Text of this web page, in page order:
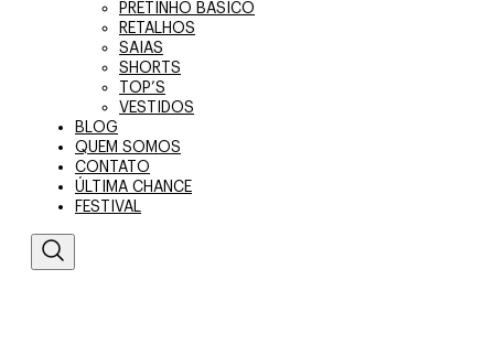
PRETINHO BÁSICO
RETALHOS
SAIAS
SHORTS
TOP’S
VESTIDOS
BLOG
QUEM SOMOS
CONTATO
ÚLTIMA CHANCE
FESTIVAL